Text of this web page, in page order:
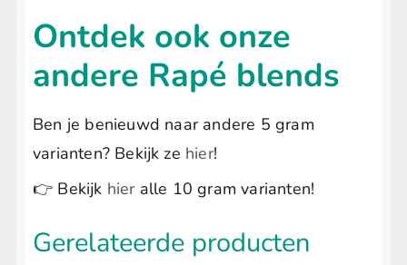
Ontdek ook onze
andere Rapé blends
Ben je benieuwd naar andere 5 gram
varianten? Bekijk ze hier!
👉 Bekijk hieralle 10 gram varianten!
Gerelateerde producten